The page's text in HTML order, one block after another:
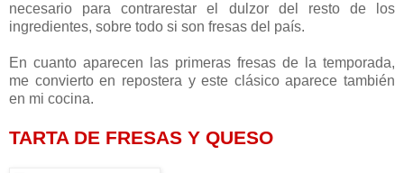
necesario para contrarestar el dulzor del resto de los
ingredientes, sobre todo si son fresas del país.
En cuanto aparecen las primeras fresas de la temporada,
me convierto en repostera y este clásico aparece también
en mi cocina.
TARTA DE FRESAS Y QUESO